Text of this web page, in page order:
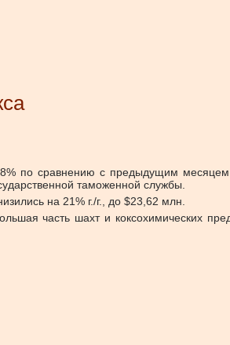
по сравнению с предыдущим
таможенной службы.
на 21% г./г., до $23,62 млн.
часть шахт и коксохимических